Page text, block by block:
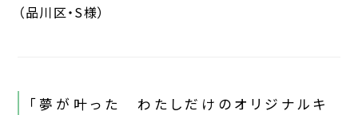
（品川区・S様）
「夢が叶った わたしだけのオリジナルキ